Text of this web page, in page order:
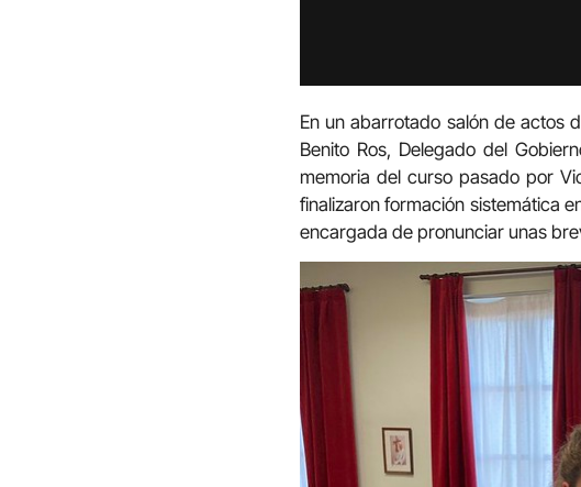
En un abarrotado salón de actos
Benito Ros, Delegado del
memoria del curso pasado por
finalizaron formación sistemática
encargada de pronunciar unas